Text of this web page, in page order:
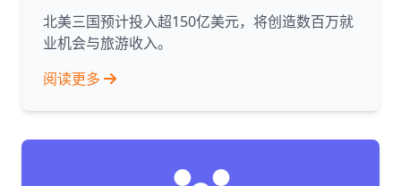
北美三国预计投入超150亿美元，将创造数百万就
业机会与旅游收入。
阅读更多